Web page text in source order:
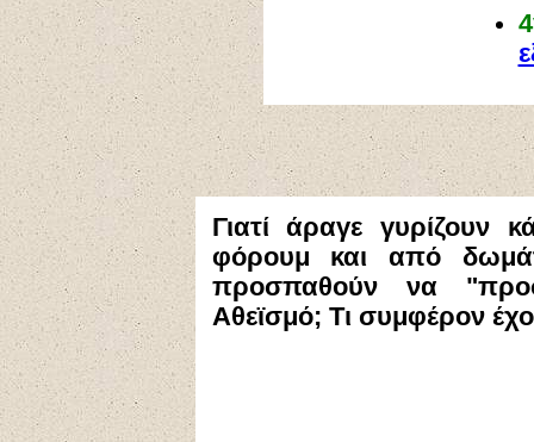
Γιατί άραγε γυρίζουν
φόρουμ και από
προσπαθούν να
Αθεϊσμό; Τι συμφέρον